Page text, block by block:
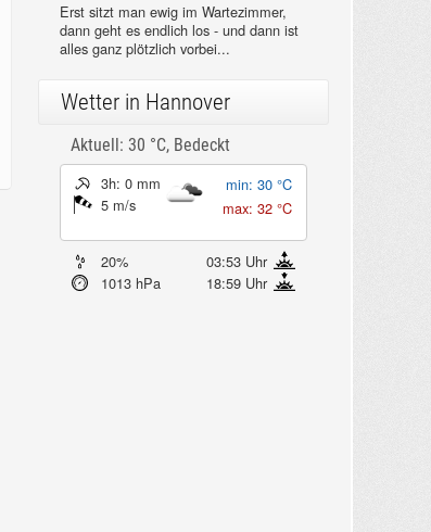
Erst sitzt man ewig im Wartezimmer,
dann geht es endlich los - und dann ist
alles ganz plötzlich vorbei...
Wetter in Hannover
Aktuell: 30 °C, Bedeckt
3h: 0 mm
5 m/s
min: 30 °C
max: 32 °C
20%
03:53 Uhr
1013 hPa
18:59 Uhr